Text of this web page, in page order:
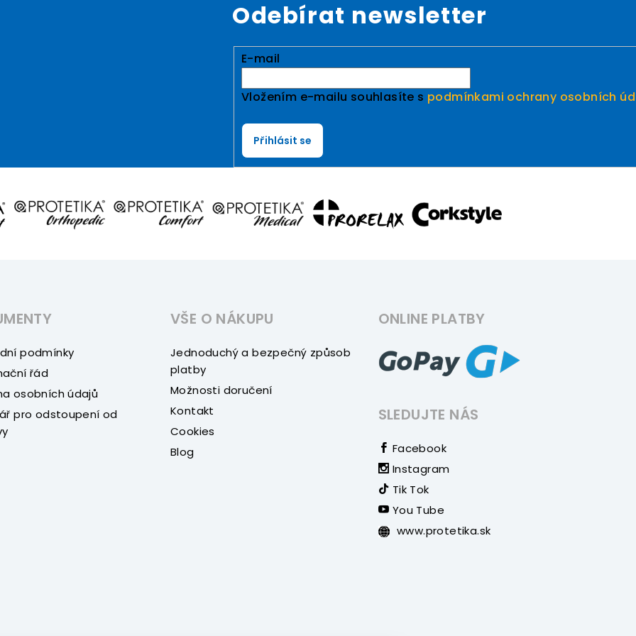
Odebírat newsletter
E-mail
Vložením e-mailu souhlasíte s podmínkami ochrany osobních
Přihlásit se
podmínky
řád
osobních údajů
pro odstoupení od
VŠE O NÁKUPU
Jednoduchý a bezpečný způsob
platby
Možnosti doručení
Kontakt
Cookies
Blog
ONLINE PLATBY
SLEDUJTE NÁS
Facebook
Instagram
Tik Tok
You Tube
www.protetika.sk